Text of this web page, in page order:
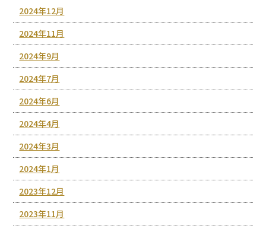
2024年12月
2024年11月
2024年9月
2024年7月
2024年6月
2024年4月
2024年3月
2024年1月
2023年12月
2023年11月